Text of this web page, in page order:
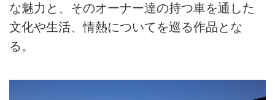
な魅力と、そのオーナー達の持つ車を通した
文化や生活、情熱についてを巡る作品とな
る。